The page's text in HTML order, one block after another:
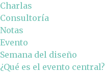
Charlas
Consultoría
Notas
Evento
Semana del diseño
¿Qué es el evento central?